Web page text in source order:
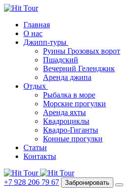
Главная
О нас
Джипп-туры
Руины Грозовых ворот
Пшадский
Вечерний Геленджик
Аренда джипа
Отдых
Рыбалка в море
Морские прогулки
Аренда яхты
Квадроциклы
Квадро-Гиганты
Конные прогулки
Статьи
Контакты
+7 928 206 79 67 Забронировать